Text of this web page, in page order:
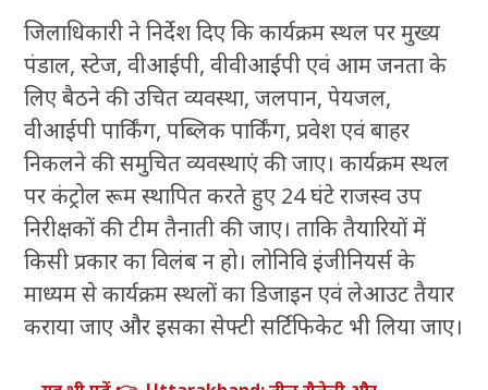
जिलाधिकारी ने निर्देश दिए कि कार्यक्रम स्थल पर मुख्य
पंडाल, स्टेज, वीआईपी, वीवीआईपी एवं आम जनता के
लिए बैठने की उचित व्यवस्था, जलपान, पेयजल,
वीआईपी पार्किंग, पब्लिक पार्किंग, प्रवेश एवं बाहर
निकलने की समुचित व्यवस्थाएं की जाए। कार्यक्रम स्थल
पर कंट्रोल रूम स्थापित करते हुए 24 घंटे राजस्व उप
निरीक्षकों की टीम तैनाती की जाए। ताकि तैयारियों में
किसी प्रकार का विलंब न हो। लोनिवि इंजीनियर्स के
माध्यम से कार्यक्रम स्थलों का डिजाइन एवं लेआउट तैयार
कराया जाए और इसका सेफ्टी सर्टिफिकेट भी लिया जाए।